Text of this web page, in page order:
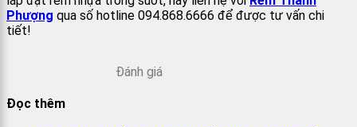
Phượng qua số hotline 094.868.6666 để được tư vấn chi
tiết!
Đánh giá
Đọc thêm